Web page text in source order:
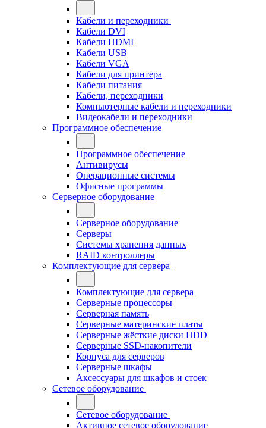
Кабели и переходники
Кабели DVI
Кабели HDMI
Кабели USB
Кабели VGA
Кабели для принтера
Кабели питания
Кабели, переходники
Компьютерные кабели и переходники
Видеокабели и переходники
Программное обеспечение
Программное обеспечение
Антивирусы
Операционные системы
Офисные программы
Серверное оборудование
Серверное оборудование
Серверы
Системы хранения данных
RAID контроллеры
Комплектующие для сервера
Комплектующие для сервера
Серверные процессоры
Серверная память
Серверные материнские платы
Серверные жёсткие диски HDD
Серверные SSD-накопители
Корпуса для серверов
Серверные шкафы
Аксессуары для шкафов и стоек
Сетевое оборудование
Сетевое оборудование
Активное сетевое оборудование